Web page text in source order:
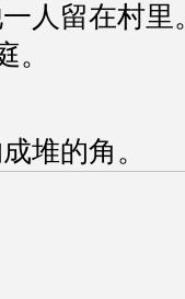
人留在村
。
堆的角。